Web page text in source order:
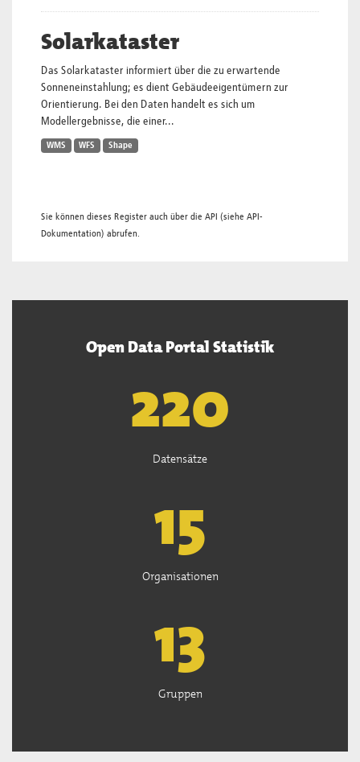
Solarkataster
Das Solarkataster informiert über die zu erwartende
Sonneneinstahlung; es dient Gebäudeeigentümern zur
Orientierung. Bei den Daten handelt es sich um
Modellergebnisse, die einer...
WMS WFS Shape
Sie können dieses Register auch über die API (siehe API-
Dokumentation) abrufen.
Open Data Portal Statistik
222
Datensätze
15
Organisationen
13
Gruppen